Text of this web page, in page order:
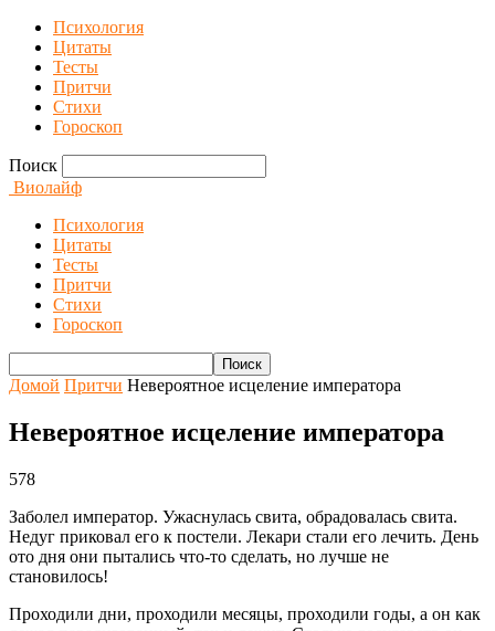
Психология
Цитаты
Тесты
Притчи
Стихи
Гороскоп
Поиск
Виолайф
Психология
Цитаты
Тесты
Притчи
Стихи
Гороскоп
Домой Притчи Невероятное исцеление императора
Невероятное исцеление императора
578
Заболел император. Ужаснулась свита, обрадовалась свита.
Недуг приковал его к постели. Лекари стали его лечить. День
ото дня они пытались что-то сделать, но лучше не
становилось!
Проходили дни, проходили месяцы, проходили годы, а он как